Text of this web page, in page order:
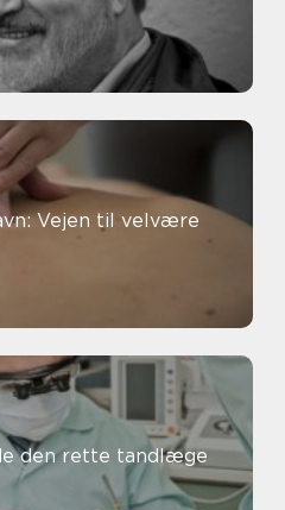
Vejen til velvære
den rette tandlæge